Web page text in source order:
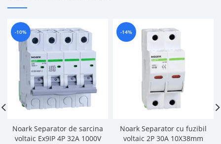
-10%
Noark Separator de sarcina
voltaic Ex9IP 4P 32A 1000V
-14%
Noark Separator cu fuzibil
voltaic 2P 30A 10X38mm